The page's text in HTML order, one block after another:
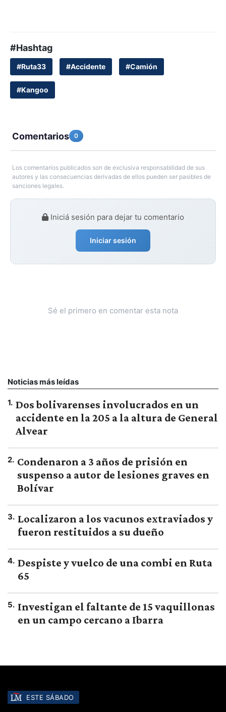
#Hashtag
#Ruta33 #Accidente #Camión
#Kangoo
Comentarios 0
Los comentarios publicados son de exclusiva responsabilidad de sus
autores y las consecuencias derivadas de ellos pueden ser pasibles de
sanciones legales.
Iniciá sesión para dejar tu comentario
Iniciar sesión
Sé el primero en comentar esta nota
Noticias más leídas
1. Dos bolivarenses involucrados en un
accidente en la 205 a la altura de General
Alvear
2. Condenaron a 3 años de prisión en
suspenso a autor de lesiones graves en
Bolívar
3. Localizaron a los vacunos extraviados y
fueron restituidos a su dueño
4. Despiste y vuelco de una combi en Ruta
65
5. Investigan el faltante de 15 vaquillonas
en un campo cercano a Ibarra
ESTE SÁBADO